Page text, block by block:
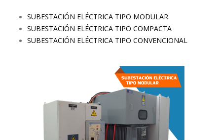
SUBESTACIÓN ELÉCTRICA TIPO MODULAR
SUBESTACIÓN ELÉCTRICA TIPO COMPACTA
SUBESTACIÓN ELÉCTRICA TIPO CONVENCIONAL